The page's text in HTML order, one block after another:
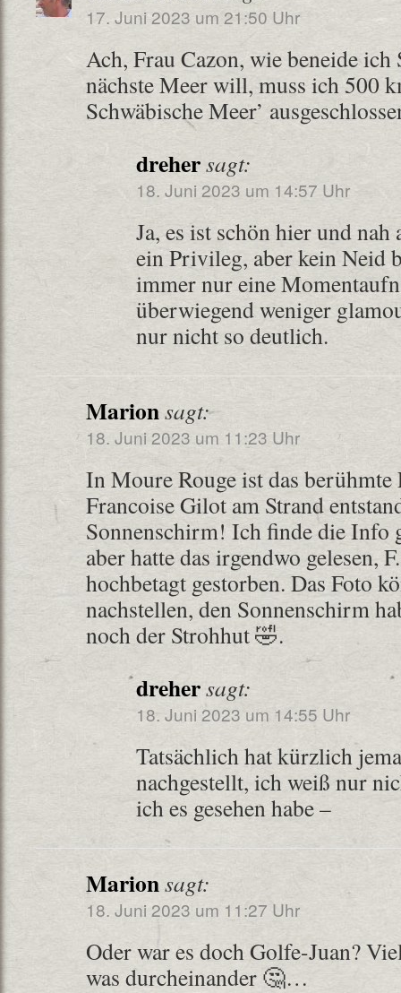
17. Juni 2023 um 21:50 Uhr
Ach, Frau Cazon, wie beneide ich
nächste Meer will, muss ich 500
Schwäbische Meer’
drehersagt:
18. Juni 2023 um 14:57 Uhr
Ja, es ist schön hier und
ein Privileg, aber kein Neid
immer nur eine
überwiegend weniger
nur nicht so deutlich.
Marionsagt:
18. Juni 2023 um 11:23 Uhr
In Moure Rouge ist das berühmte
Francoise Gilot am Strand
Sonnenschirm! Ich finde die Info
aber hatte das irgendwo gelesen,
hochbetagt gestorben. Das Foto
nachstellen, den Sonnenschirm
noch der Strohhut 🤣.
drehersagt:
18. Juni 2023 um 14:55 Uhr
Tatsächlich hat kürzlich
nachgestellt, ich weiß nur
ich es gesehen habe –
Marionsagt:
18. Juni 2023 um 11:27 Uhr
Oder war es doch Golfe-Juan?
was durcheinander 🤔…